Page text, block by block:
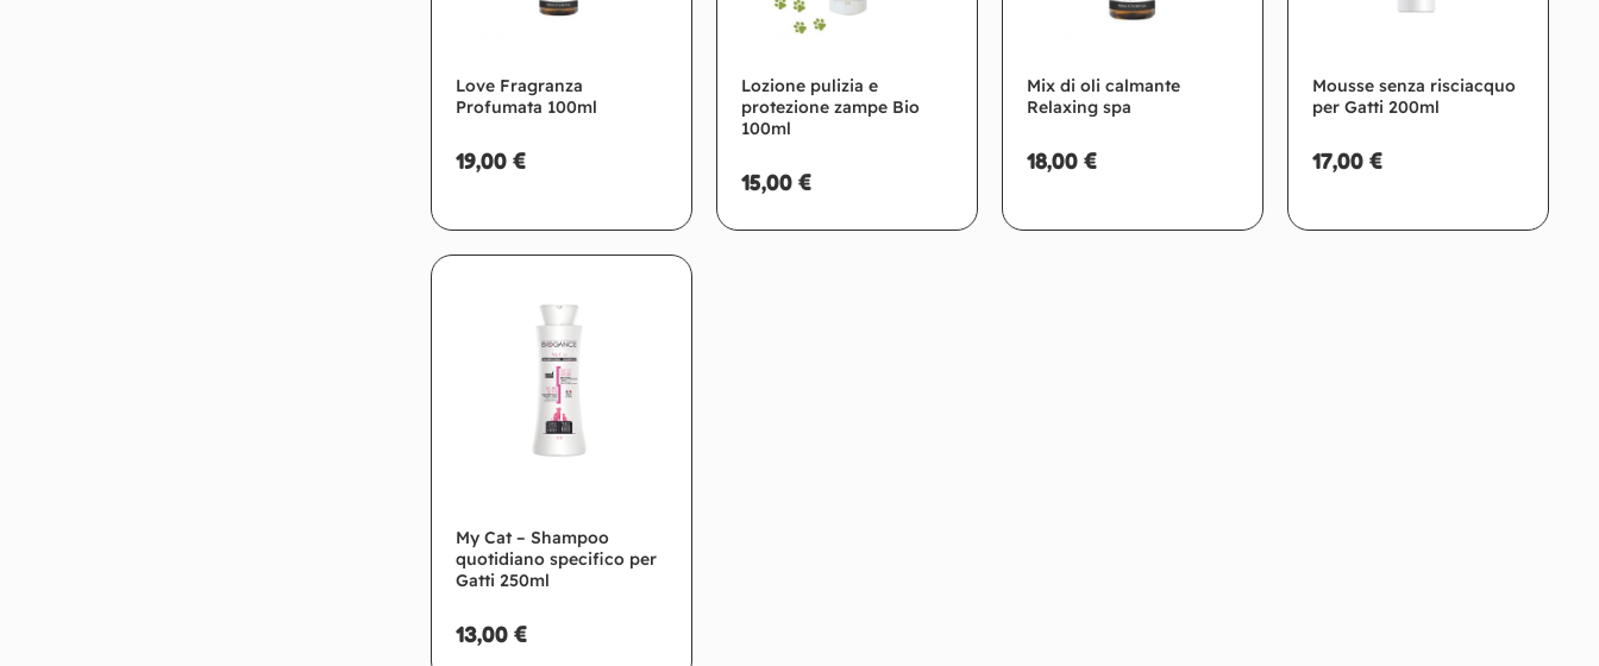
Love Fragranza
Profumata 100ml
19,00 €
Aggiungi al carrello
Lozione pulizia e
protezione zampe Bio
100ml
15,00 €
Mix di oli calmante
Relaxing spa
18,00 €
Mousse senza risciacquo
per Gatti 200ml
17,00 €
My Cat – Shampoo
quotidiano specifico per
Gatti 250ml
13,00 €